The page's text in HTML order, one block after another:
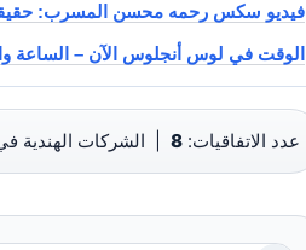
فيديو سكس رحمه محسن المسرب: حقيقة
الوقت في لوس أنجلوس الآن – الساعة
عدد الاتفاقيات: 8 الشركات الهندية